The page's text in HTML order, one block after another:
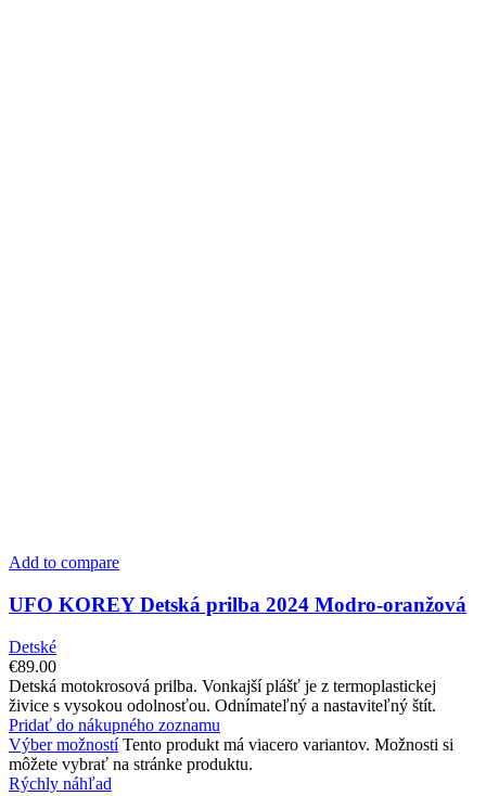
Add to compare
UFO KOREY Detská prilba 2024 Modro-oranžová
Detské
€89.00
Detská motokrosová prilba. Vonkajší plášť je z termoplastickej
živice s vysokou odolnosťou. Odnímateľný a nastaviteľný štít.
Pridať do nákupného zoznamu
Výber možností Tento produkt má viacero variantov. Možnosti si
môžete vybrať na stránke produktu.
Rýchly náhľad